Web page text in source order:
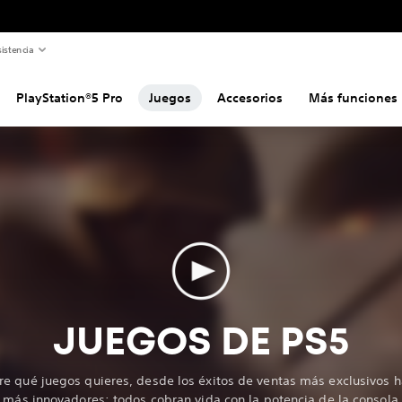
PlayStation®5 Pro Juegos Accesorios Más funciones
JUEGOS DE PS5
qué juegos quieres, desde los éxitos de ventas más exclusivos
Mostrar más
Mostrar más